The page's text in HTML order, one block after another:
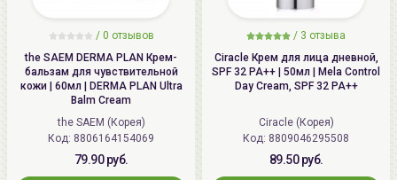
/ 0 отзывов
the SAEM DERMA PLAN Крем-
бальзам для чувствительной
кожи | 60мл | DERMA PLAN Ultra
Balm Cream
the SAEM (Корея)
Код: 8806164154069
79.90 руб.
/ 3 отзыва
Ciracle Крем для лица дневной,
SPF 32 PA++ | 50мл | Mela Control
Day Cream, SPF 32 PA++
Ciracle (Корея)
Код: 8809046295508
89.50 руб.